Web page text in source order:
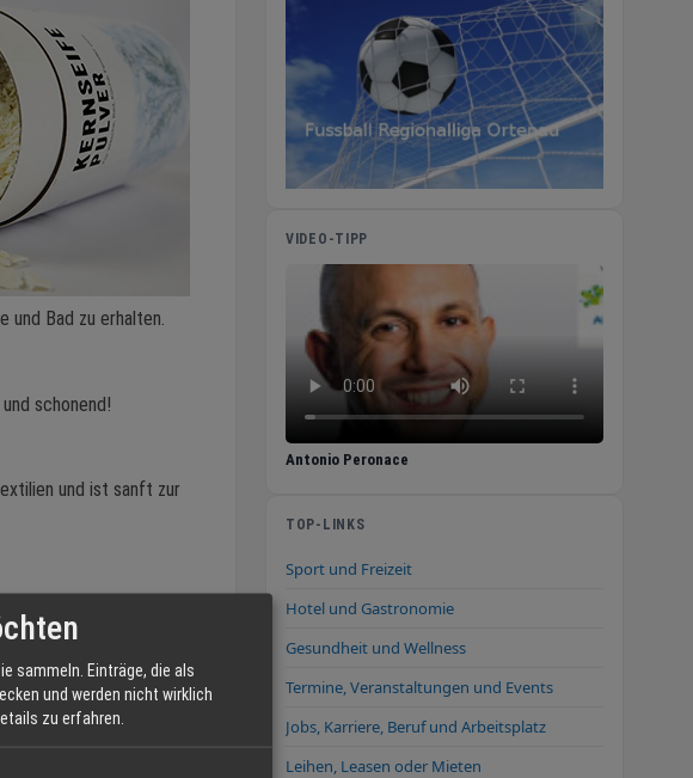
und Bad zu erhalten.
schonend!
und ist sanft zur
ohne chemische
Dennoch sollten
kleinen Hautstelle kann
VIDEO-TIPP
Antonio Peronace
TOP-LINKS
Sport und Freizeit
Hotel und Gastronomie
Gesundheit und Wellness
Termine, Veranstaltungen und Events
Jobs, Karriere, Beruf und Arbeitsplatz
Leihen, Leasen oder Mieten
sammeln. Einträge, die als
und werden nicht wirklich
zu erfahren.